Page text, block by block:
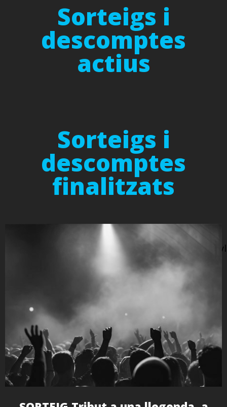
Sorteigs i
descomptes
actius
Sorteigs i
descomptes
finalitzats
content/themes/billey/loop/widgets/portfolio/